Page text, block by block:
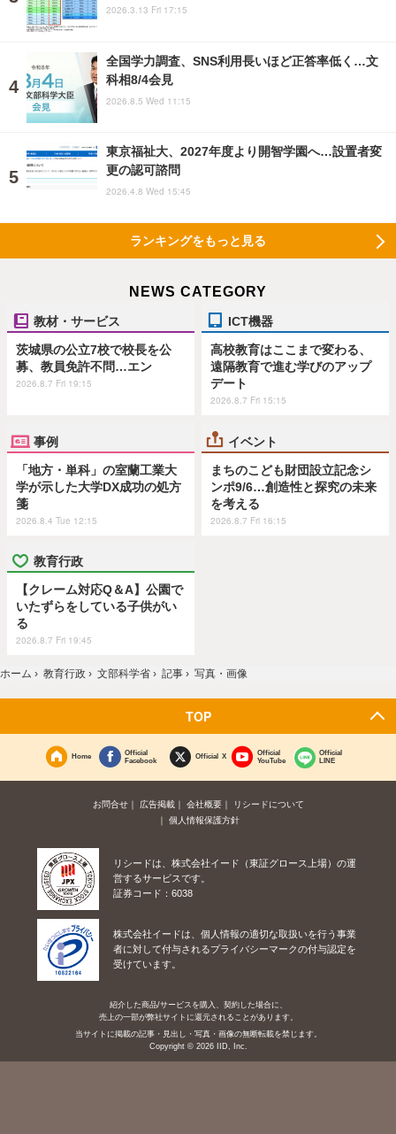
2026.3.13 Fri 17:15
全国学力調査、SNS利用長いほど正答率低く…文
科相8/4会見
2026.8.5 Wed 11:15
東京福祉大、2027年度より開智学園へ…設置者変
更の認可諮問
2026.4.8 Wed 15:45
ランキングをもっと見る
NEWS CATEGORY
教材・サービス
茨城県の公立7校で校長を公
募、教員免許不問…エン
2026.8.7 Fri 19:15
ICT機器
高校教育はここまで変わる、
遠隔教育で進む学びのアップ
デート
2026.8.7 Fri 15:15
事例
「地方・単科」の室蘭工業大
学が示した大学DX成功の処方
箋
2026.8.4 Tue 12:15
イベント
まちのこども財団設立記念シ
ンポ9/6…創造性と探究の未来
を考える
2026.8.7 Fri 16:15
教育行政
【クレーム対応Q＆A】公園で
いたずらをしている子供がい
る
2026.8.7 Fri 19:45
ホーム › 教育行政 › 文部科学省 › 記事 › 写真・画像
TOP
Home
Official
Facebook
Official X
Official
YouTube
Official
LINE
お問合せ 広告掲載 会社概要
リシードについて
個人情報保護方針
リシードは、株式会社イード（東証グロース上場）の運
営するサービスです。
証券コード：6038
株式会社イードは、個人情報の適切な取扱いを行う事業
者に対して付与されるプライバシーマークの付与認定を
受けています。
紹介した商品/サービスを購入、契約した場合に、
売上の一部が弊社サイトに還元されることがあります。
当サイトに掲載の記事・見出し・写真・画像の無断転載を禁じます。
Copyright © 2026 IID, Inc.